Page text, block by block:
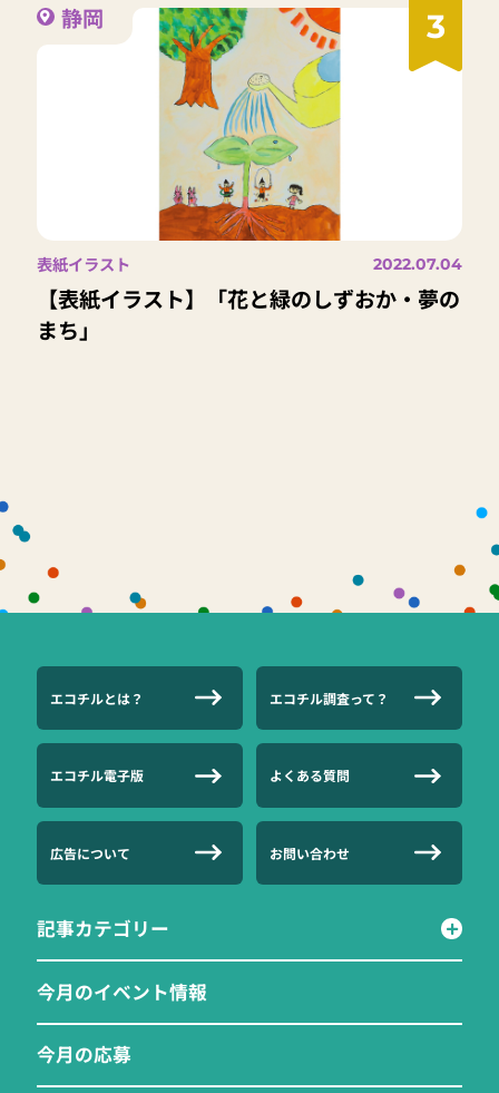
3
静岡
表紙イラスト 2022.07.04
【表紙イラスト】「花と緑のしずおか・夢の
まち」
エコチルとは？ エコチル調査って？
エコチル電子版 よくある質問
広告について お問い合わせ
記事カテゴリー
今月のイベント情報
今月の応募